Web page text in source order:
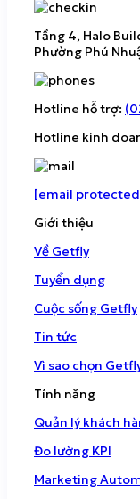
Tầng 4, Halo
Phường Phú
Hotline hỗ trợ:
Hotline kinh
[email
Giới thiệu
Về Getfly
Tuyển dụng
Cuộc sống Getfly
Tin tức
Vì sao chọn
Tính năng
Quản lý khách
Đo lường KPI
Marketing